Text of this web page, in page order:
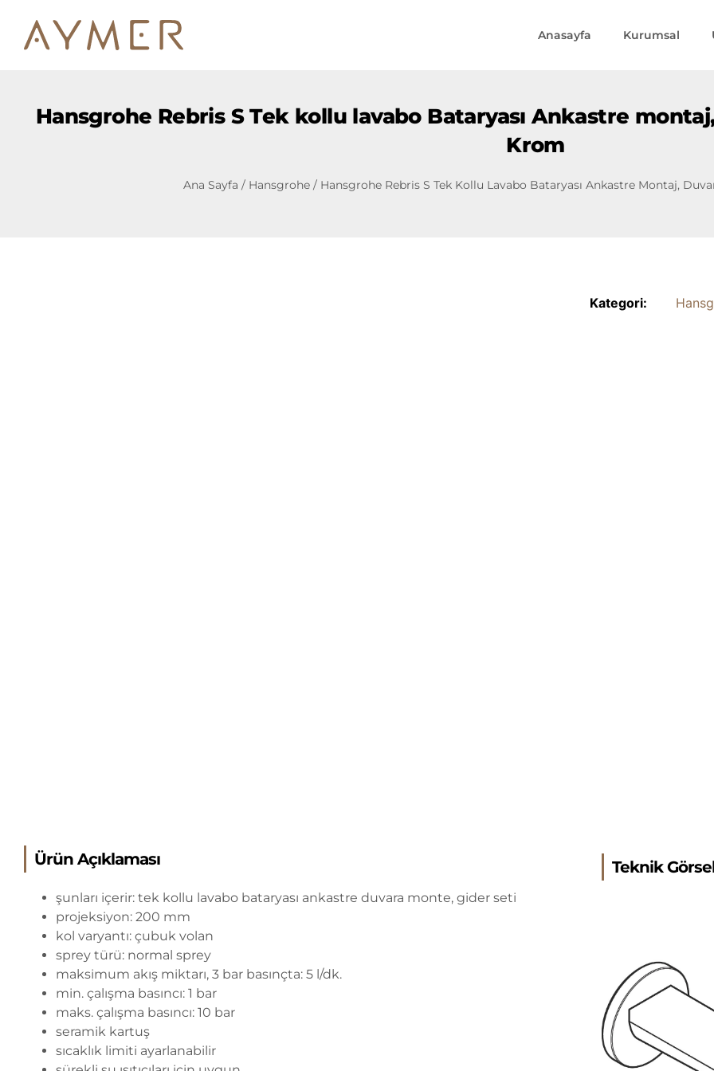
Anasayfa Kurumsal
Hansgrohe Rebris S Tek kollu lavabo Bataryası Ankastre
Krom
Ana Sayfa / Hansgrohe / Hansgrohe Rebris S Tek Kollu Lavabo Bataryası Ankastre Montaj,
Kategori:
Ürün Açıklaması
şunları içerir: tek kollu lavabo bataryası ankastre duvara monte, gider seti
projeksiyon: 200 mm
kol varyantı: çubuk volan
sprey türü: normal sprey
maksimum akış miktarı, 3 bar basınçta: 5 l/dk.
min. çalışma basıncı: 1 bar
maks. çalışma basıncı: 10 bar
seramik kartuş
sıcaklık limiti ayarlanabilir
Teknik